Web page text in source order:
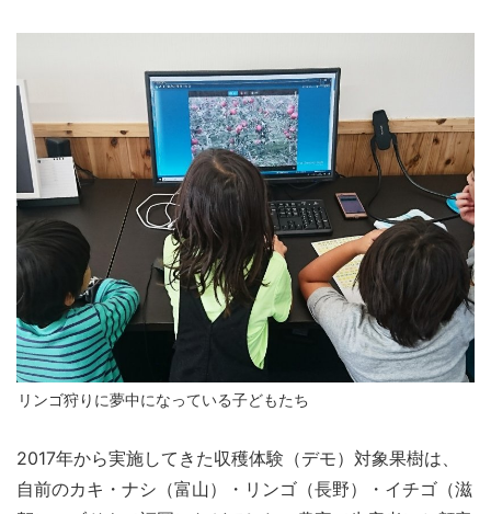
リンゴ狩りに夢中になっている子どもたち
2017年から実施してきた収穫体験（デモ）対象果樹は、
自前のカキ・ナシ（富山）・リンゴ（長野）・イチゴ（滋